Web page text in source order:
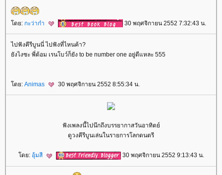
ดย: กะว่าก๋า 30 พฤศจิกายน 2552 7:32:43 น.
ไปฟังคีรีบูนนี่ ไปฟังที่ไหนค้า?
ังไงซะ พี่ต้อม เรนโบว์ก็ยัง to be number one อยู่ดีแหละ 555
ดย: Animas 30 พฤศจิกายน 2552 8:55:34 น.
ฟังเพลงนี้ไปนึกถึงบรรยากาสวันอาทิตย์
ดูวงคีรีบูนเล่นในรายการโลกดนตรี
ดย: อุ้มสี 30 พฤศจิกายน 2552 9:13:43 น.